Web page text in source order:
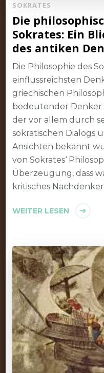
SOKRATES
Die
Sokrates: Ein
des antiken
Die Philosophie des
einflussreichsten
griechischen
bedeutender Denker
der vor allem durch
sokratischen Dialogs
Ansichten bekannt
von Sokrates‘
Überzeugung, dass
kritisches
WEITER LESEN